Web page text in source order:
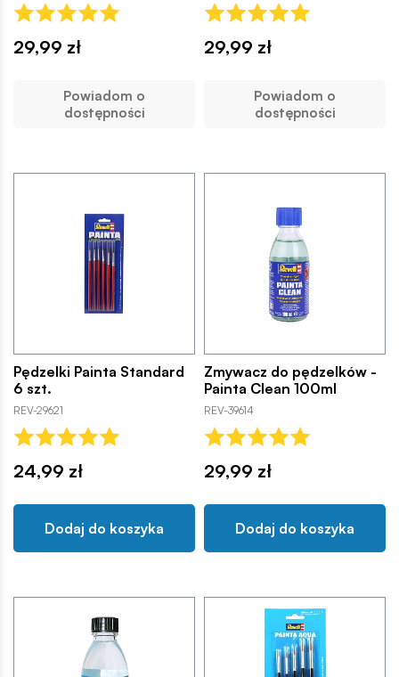
29,99 zł
Powiadom o
dostępności
29,99 zł
Powiadom o
dostępności
Pędzelki Painta Standard
6 szt.
REV-29621
24,99 zł
Dodaj do koszyka
Zmywacz do pędzelków -
Painta Clean 100ml
REV-39614
29,99 zł
Dodaj do koszyka